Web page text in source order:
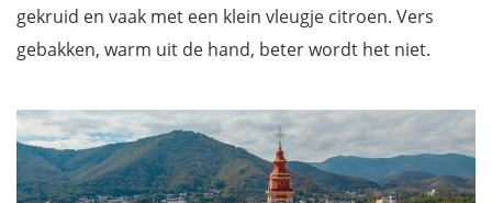
gekruid en vaak met een klein vleugje citroen. Vers
gebakken, warm uit de hand, beter wordt het niet.